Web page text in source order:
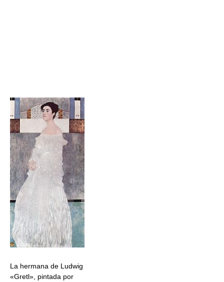
La hermana de Ludwig
«Gretl», pintada por